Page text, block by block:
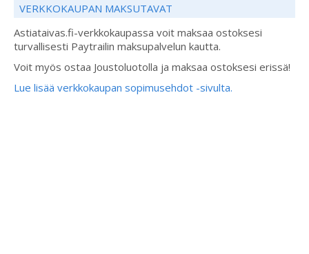
VERKKOKAUPAN MAKSUTAVAT
Astiataivas.fi-verkkokaupassa voit maksaa ostoksesi
turvallisesti Paytrailin maksupalvelun kautta.
Voit myös ostaa Joustoluotolla ja maksaa ostoksesi erissä!
Lue lisää verkkokaupan sopimusehdot -sivulta.